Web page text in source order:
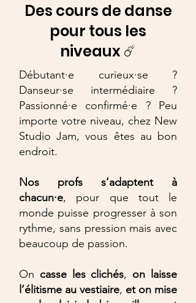
Des cours de danse
pour tous les
niveaux ☄️
Débutant·e curieux·se ?
Danseur·se intermédiaire ?
Passionné·e confirmé·e ? Peu
importe votre niveau, chez New
Studio Jam, vous êtes au bon
endroit.
Nos profs s’adaptent à
chacun·e, pour que tout le
monde puisse progresser à son
rythme, sans pression mais avec
beaucoup de passion.
On casse les clichés, on laisse
l’élitisme au vestiaire, et on mise